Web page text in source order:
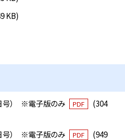
KB)
号） ※電子版のみ PDF
(304
号） ※電子版のみ
PDF
(949